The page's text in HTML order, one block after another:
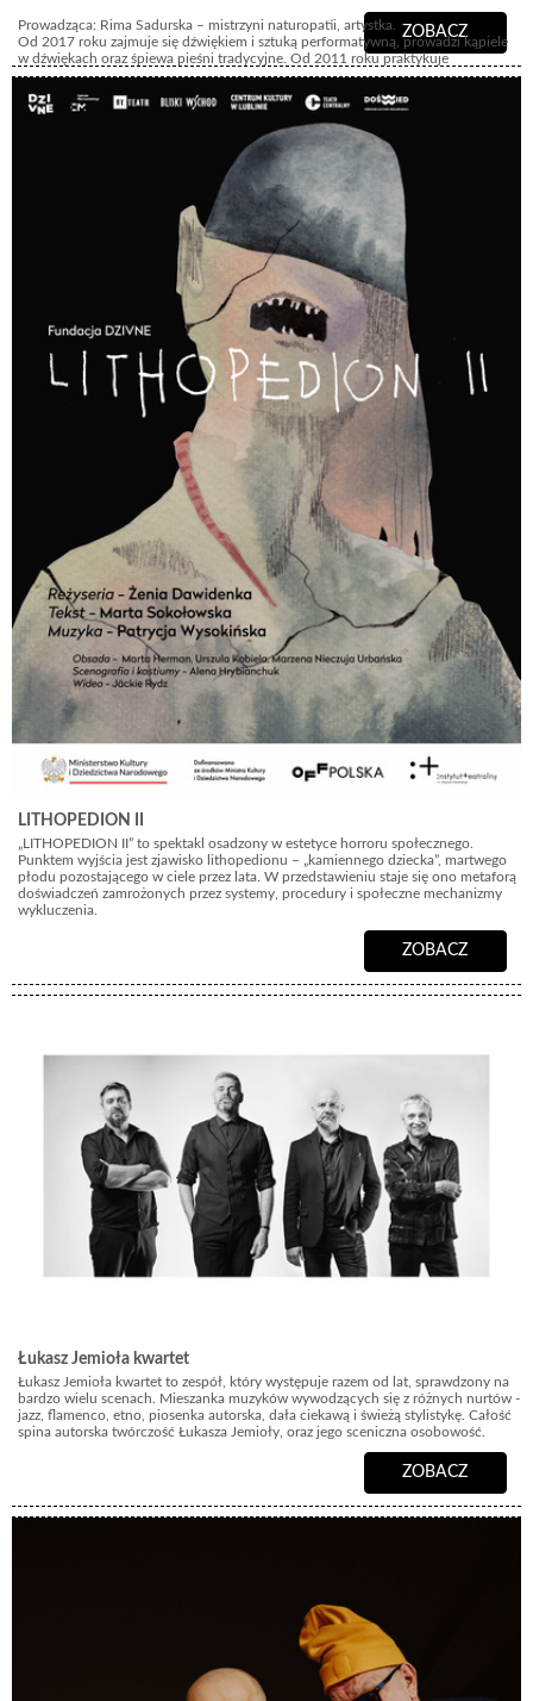
Prowadząca: Rima Sadurska – mistrzyni naturopatii, artystka.
Od 2017 roku zajmuje się dźwiękiem i sztuką performatywną, prowadzi kąpiele
w dźwiękach oraz śpiewa pieśni tradycyjne. Od 2011 roku praktykuje
bioenergoterapię i medytację. Ukończyła studia na kierunku Terapie naturalne
oraz liczne szkolenia z zakresu dźwiękoterapii, medytacji, uzdrawiania i pracy z
głosem. Jest absolwentką Akademii Praktyk Teatralnych w Gardzienicach oraz
studiów podyplomowych Instytutu Sztuki PAN. Prowadzi indywidualną
praktykę, wspierając procesy osobistej transformacji oraz oprawę artystyczną
Bilety przedsprzedaż 40 zł ulgowy/50 zł normalny
Bilety w dniu wydarzenia 50 zł ulgowy/60 zł normalny
UWAGA: Prosimy o przyniesienia dla siebie maty, koca i poduszki. Kąpiel w
dźwiękach jest wydarzeniem przeznaczonym do odbioru na leżąco, w relaksie z
ZOBACZ
LITHOPEDION II
„LITHOPEDION II” to spektakl osadzony w estetyce horroru społecznego.
Punktem wyjścia jest zjawisko lithopedionu – „kamiennego dziecka”, martwego
płodu pozostającego w ciele przez lata. W przedstawieniu staje się ono metaforą
doświadczeń zamrożonych przez systemy, procedury i społeczne mechanizmy
wykluczenia.
ZOBACZ
Łukasz Jemioła kwartet
Łukasz Jemioła kwartet to zespół, który występuje razem od lat, sprawdzony na
bardzo wielu scenach. Mieszanka muzyków wywodzących się z różnych nurtów -
jazz, flamenco, etno, piosenka autorska, dała ciekawą i świeżą stylistykę. Całość
spina autorska twórczość Łukasza Jemioły, oraz jego sceniczna osobowość.
ZOBACZ